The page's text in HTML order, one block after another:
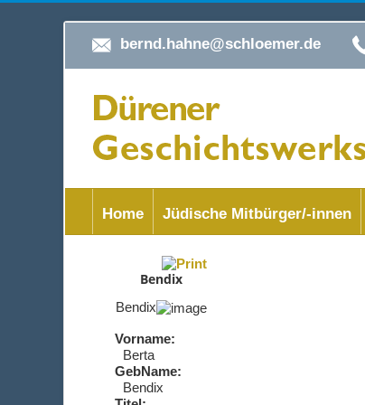
bernd.hahne@schloemer.de
Home Jüdische Mitbürger/-innen
Bendix
Bendix
Vorname:
Berta
GebName:
Bendix